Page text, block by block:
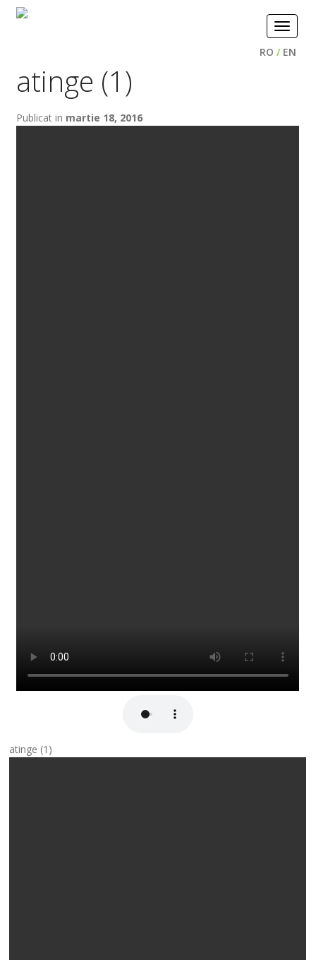
Toggle
RO / EN
atinge (1)
Publicat in martie 18, 2016
atinge (1)